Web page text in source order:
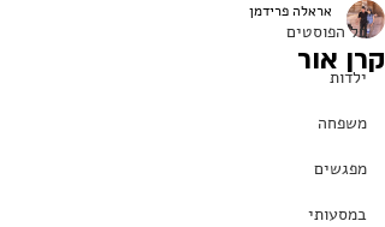
כל הפוסטים
ילדות
משפחה
מפגשים
במסעותי
קרן אור
אראלה פרידמן